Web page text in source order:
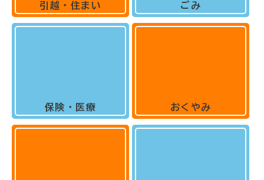
引越・住まい
保険・医療
ごみ
おくやみ